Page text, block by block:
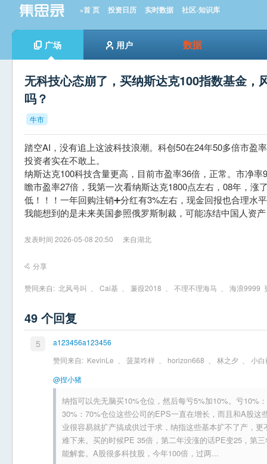
»首 页 投资日历 实时数据 社区-知识库
广场 用户 数据
无科技心态崩了，买纳斯达克100指数基金，
吗？
牛市
踏空AI，没有追上这波科技浪潮。科创50在24年50多倍市盈
投资者实在不敢上。
纳斯达克100科技含量更高，目前市盈率36倍，正常。市净
瞻市盈率27倍，我第一次看纳斯达克1800点左右，08年，涨
低！！！一年回购注销➕分红有3%左右，现金回报也合理水
我能想到的是未来美国参照俄罗斯制裁，可能冻结中国人资
发表时间 2026-05-08 20:50 来自湖北
分享
赞同来自: 北风号叫 Cai基 蒹葭2018 不理不理海马 海浪9999
49 个回复
5
a123456a123456
赞同来自: KevinLe 菠菜咋样 horizon668 林之夕
小白
@捏小猪
纳指可以先无脑买10%仓位，然后每亏5%加10%。亏10%
30%：70%仓位这些公司的EPS一直在增长，而且和A股这
业很容易就扩产搞成供过于求，纳指这些基本扩不了产，
难下来。买的时候PE 35倍，第二年没涨的话PE变25，第
能解套。A股很多科技股，今年100倍，过两...